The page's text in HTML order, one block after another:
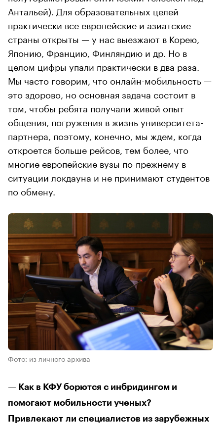
Антальей). Для образовательных целей
практически все европейские и азиатские
страны открыты — у нас выезжают в Корею,
Японию, Францию, Финляндию и др. Но в
целом цифры упали практически в два раза.
Мы часто говорим, что онлайн-мобильность —
это здорово, но основная задача состоит в
том, чтобы ребята получали живой опыт
общения, погружения в жизнь университета-
партнера, поэтому, конечно, мы ждем, когда
откроется больше рейсов, тем более, что
многие европейские вузы по-прежнему в
ситуации локдауна и не принимают студентов
по обмену.
Фото: из личного архива
— Как в КФУ борются с инбридингом и
помогают мобильности ученых?
Привлекают ли специалистов из зарубежных